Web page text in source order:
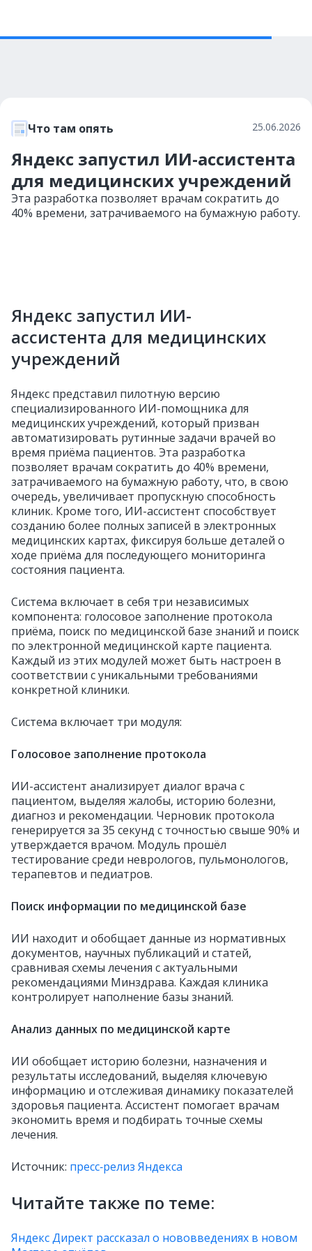
Что там опять 25.06.2026
Яндекс запустил ИИ-ассистента
для медицинских учреждений
Эта разработка позволяет врачам сократить до
40% времени, затрачиваемого на бумажную работу.
Яндекс запустил ИИ-
ассистента для медицинских
учреждений
Яндекс представил пилотную версию
специализированного ИИ-помощника для
медицинских учреждений, который призван
автоматизировать рутинные задачи врачей во
время приёма пациентов. Эта разработка
позволяет врачам сократить до 40% времени,
затрачиваемого на бумажную работу, что, в свою
очередь, увеличивает пропускную способность
клиник. Кроме того, ИИ-ассистент способствует
созданию более полных записей в электронных
медицинских картах, фиксируя больше деталей о
ходе приёма для последующего мониторинга
состояния пациента.
Система включает в себя три независимых
компонента: голосовое заполнение протокола
приёма, поиск по медицинской базе знаний и поиск
по электронной медицинской карте пациента.
Каждый из этих модулей может быть настроен в
соответствии с уникальными требованиями
конкретной клиники.
Система включает три модуля:
Голосовое заполнение протокола
ИИ-ассистент анализирует диалог врача с
пациентом, выделяя жалобы, историю болезни,
диагноз и рекомендации. Черновик протокола
генерируется за 35 секунд с точностью свыше 90% и
утверждается врачом. Модуль прошёл
тестирование среди неврологов, пульмонологов,
терапевтов и педиатров.
Поиск информации по медицинской базе
ИИ находит и обобщает данные из нормативных
документов, научных публикаций и статей,
сравнивая схемы лечения с актуальными
рекомендациями Минздрава. Каждая клиника
контролирует наполнение базы знаний.
Анализ данных по медицинской карте
ИИ обобщает историю болезни, назначения и
результаты исследований, выделяя ключевую
информацию и отслеживая динамику показателей
здоровья пациента. Ассистент помогает врачам
экономить время и подбирать точные схемы
лечения.
Источник: пресс‑релиз Яндекса
Читайте также по теме:
Яндекс Директ рассказал о нововведениях в новом